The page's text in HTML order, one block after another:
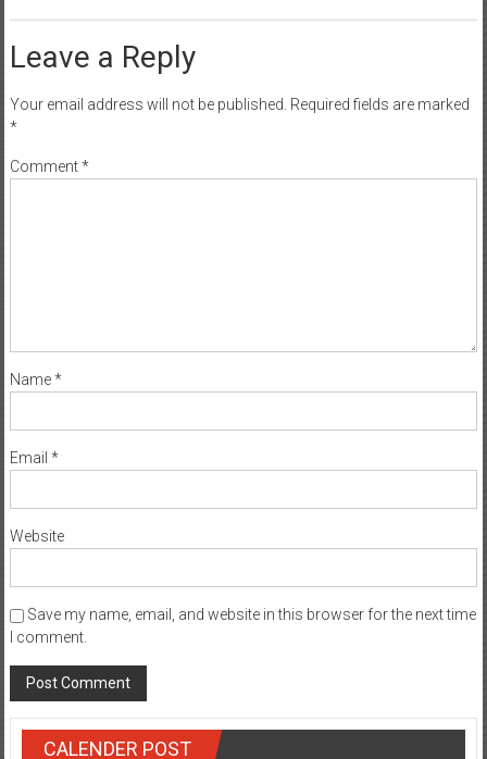
Leave a Reply
*
Name*
Email*
Website
I comment.